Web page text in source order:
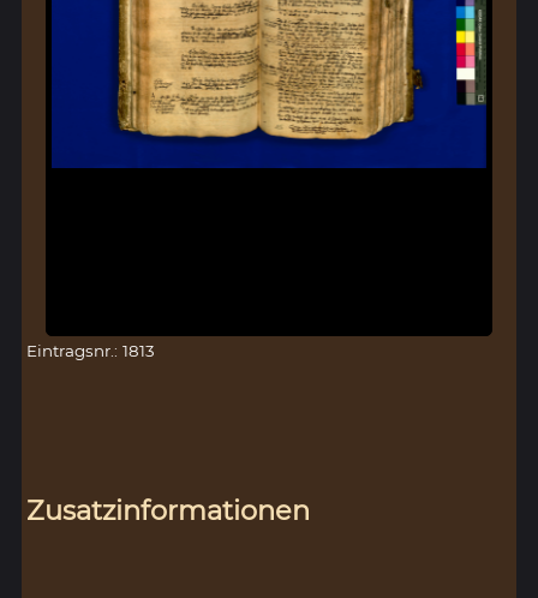
Eintragsnr.: 1813
Zusatzinformationen